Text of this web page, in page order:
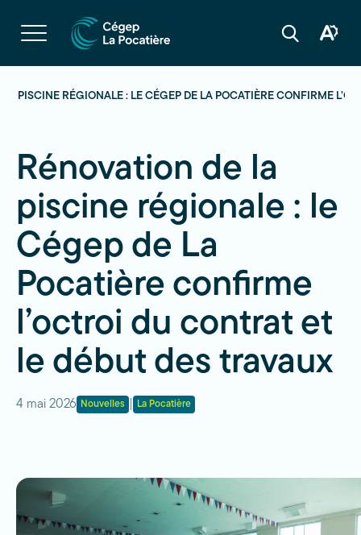
Ouvrir
la
navigation
Ouvrir
Ouvrir
PISCINE RÉGIONALE : LE CÉGEP DE LA POCATIÈRE CONFIRME
Rénovation de la
piscine régionale : le
Cégep de La
Pocatière confirme
l’octroi du contrat et
le début des travaux
4 mai 2026 Nouvelles La Pocatière